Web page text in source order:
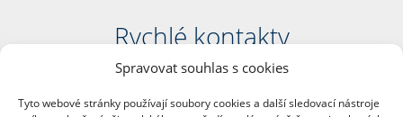
Spravovat souhlas s cookies
Tyto webové stránky používají soubory cookies a další sledovací nástroje
Rychlé kontakty
Filozofická fakulta
nám. Jana Palacha 1/2